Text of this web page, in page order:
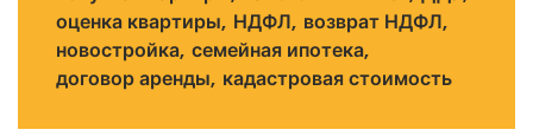
оценка квартиры НДФЛ возврат НДФЛ
новостройка семейная ипотека
договор аренды кадастровая стоимость